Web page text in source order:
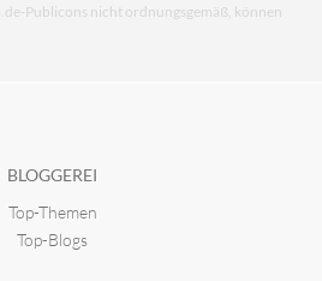
Publicons nicht ordnungsgemäß, können
BLOGGEREI
Top-Themen
Top-Blogs